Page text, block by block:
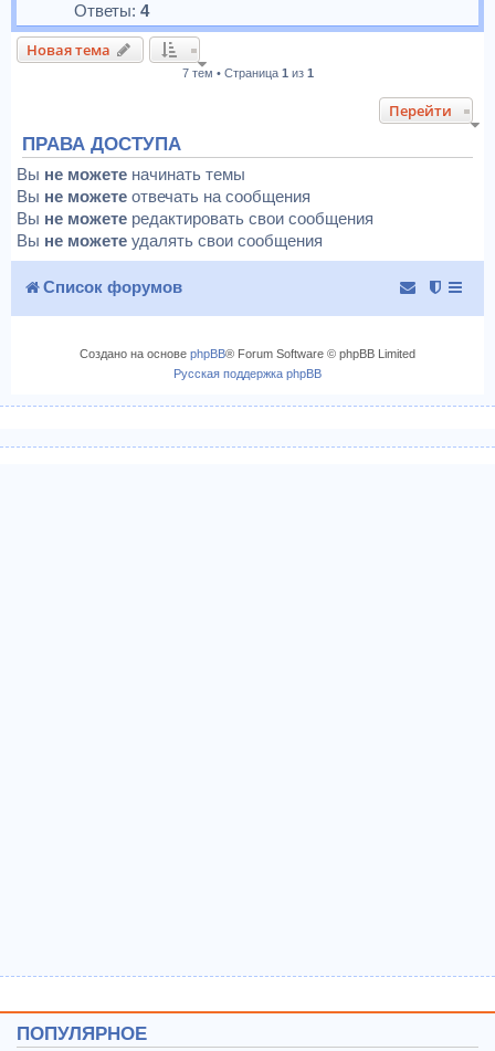
Ответы: 4
Новая тема
7 тем • Страница 1 из 1
Перейти
ПРАВА ДОСТУПА
Вы не можете начинать темы
Вы не можете отвечать на сообщения
Вы не можете редактировать свои сообщения
Вы не можете удалять свои сообщения
Список форумов
Создано на основе phpBB® Forum Software © phpBB Limited
Русская поддержка phpBB
ПОПУЛЯРНОЕ